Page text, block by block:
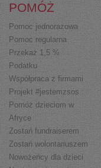
POMÓŻ
Pomoc jednorazowa
Pomoc regularna
Przekaż 1,5 %
Podatku
Współpraca z firmami
Projekt #jestemzsos
Pomóż dzieciom w
Afryce
Zostań fundraiserem
Zostań wolontariuszem
Nowożeńcy dla dzieci